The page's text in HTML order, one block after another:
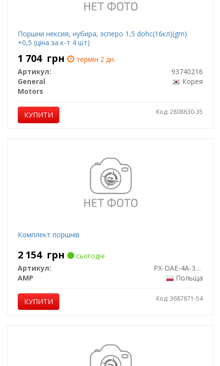
Поршни нексия, нубира, эсперо 1,5 dohc(16кл)(gm)
+0,5 (ціна за к-т 4 шт)
1 704 грн
термін 2 дн.
Артикул:
93740216
General
Motors
Корея
КУПИТИ Код: 2808630-35
Комплект поршнів
2 154 грн
сьогодні
Артикул:
PX-DAE-4A-3548-025-2
AMP
Польща
КУПИТИ Код: 3687871-54